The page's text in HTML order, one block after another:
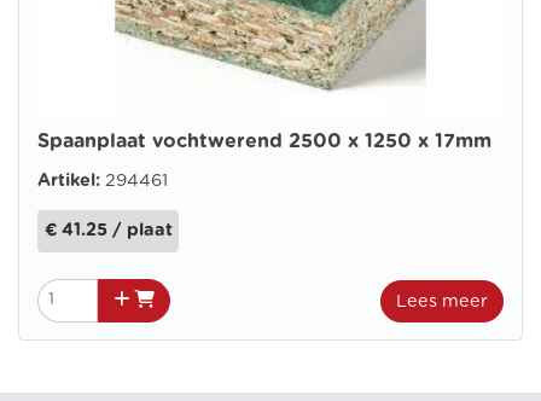
Spaanplaat vochtwerend 2500 x 1250 x 17mm
Artikel: 294461
€ 41.25 / plaat
Lees meer